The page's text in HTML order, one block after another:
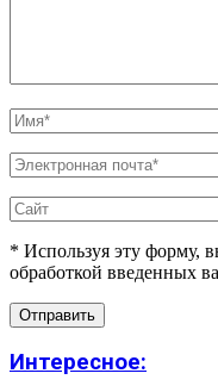
* Используя эту форму,
обработкой введенных
Интересное: